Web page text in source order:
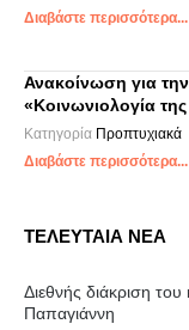
Διαβάστε περισσότερα...
Ανακοίνωση για
«Κοινωνιολογία
Κατηγορία Προπτυχιακά
Διαβάστε περισσότερα...
ΤΕΛΕΥΤΑΙΑ ΝΕΑ
Διεθνής διάκριση
Παπαγιάννη